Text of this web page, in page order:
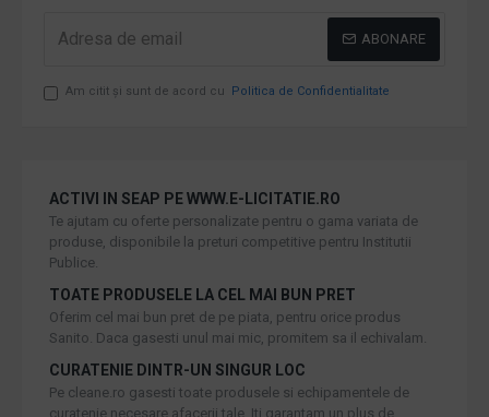
ABONARE
Am citit şi sunt de acord cu Politica de Confidentialitate
ACTIVI IN SEAP PE WWW.E-LICITATIE.RO
Te ajutam cu oferte personalizate pentru o gama variata de
produse, disponibile la preturi competitive pentru Institutii
Publice.
TOATE PRODUSELE LA CEL MAI BUN PRET
Oferim cel mai bun pret de pe piata, pentru orice produs
Sanito. Daca gasesti unul mai mic, promitem sa il echivalam.
CURATENIE DINTR-UN SINGUR LOC
Pe cleane.ro gasesti toate produsele si echipamentele de
curatenie necesare afacerii tale. Iti garantam un plus de